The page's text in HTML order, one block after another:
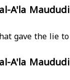
A'la Maududi
A'la Maududi